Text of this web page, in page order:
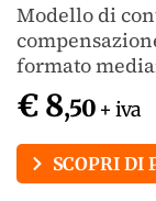
Modello di
formato
€ 8,50 + iva
SCOPRI DI